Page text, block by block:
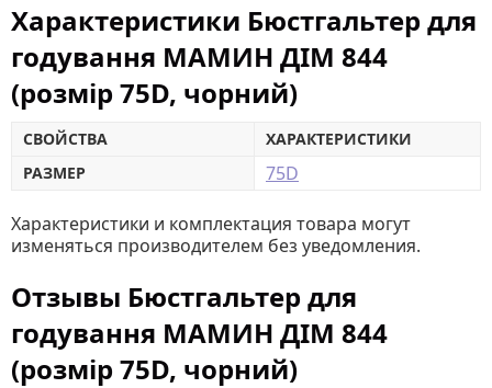
Характеристики Бюстгальтер для
годування МАМИН ДІМ 844
(розмір 75D, чорний)
СВОЙСТВА
ХАРАКТЕРИСТИКИ
РАЗМЕР
75D
Характеристики и комплектация товара могут
изменяться производителем без уведомления.
Отзывы Бюстгальтер для
годування МАМИН ДІМ 844
(розмір 75D, чорний)